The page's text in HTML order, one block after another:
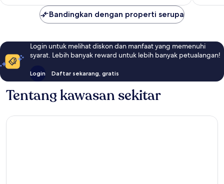
Bandingkan dengan properti serupa
Login untuk melihat diskon dan manfaat yang memenuhi
syarat. Lebih banyak reward untuk lebih banyak petualangan!
Login Daftar sekarang, gratis
Tentang kawasan sekitar